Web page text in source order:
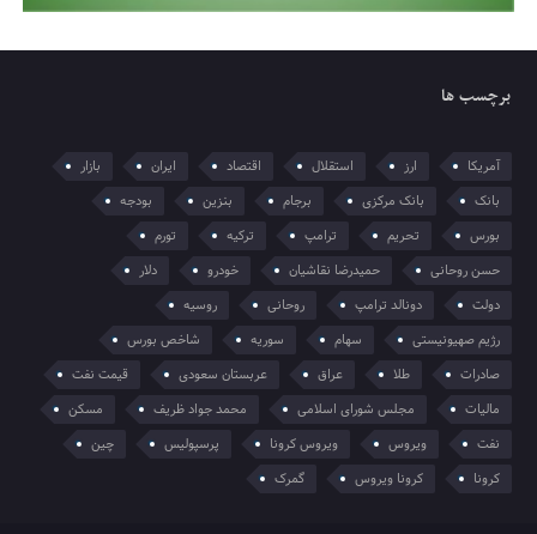
برچسب ها
آمریکا ارز استقلال اقتصاد ایران
بازار
بانک
بانک مرکزی برجام بنزین
بودجه
بورس
تحریم ترامپ ترکیه
تورم
حسن روحانی
حمیدرضا نقاشیان خودرو
دلار
دولت
دونالد ترامپ روحانی
روسیه
رژیم صهیونیستی
سهام سوریه
شاخص بورس
صادرات
طلا عراق عربستان سعودی
قیمت نفت
مالیات
مجلس شورای اسلامی محمد جواد ظریف
مسکن
نفت
ویروس ویروس کرونا پرسپولیس
چین
کرونا
کرونا ویروس گمرک